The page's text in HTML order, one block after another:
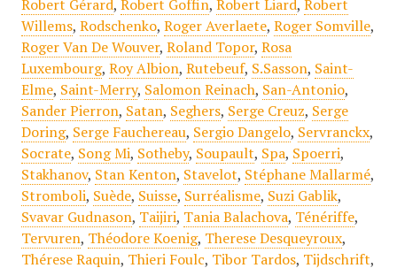
Robert Gérard, Robert Goffin, Robert Liard, Robert
Willems, Rodschenko, Roger Averlaete, Roger Somville,
Roger Van De Wouver, Roland Topor, Rosa
Luxembourg, Roy Albion, Rutebeuf, S.Sasson, Saint-
Elme, Saint-Merry, Salomon Reinach, San-Antonio,
Sander Pierron, Satan, Seghers, Serge Creuz, Serge
Doring, Serge Fauchereau, Sergio Dangelo, Servranckx,
Socrate, Song Mi, Sotheby, Soupault, Spa, Spoerri,
Stakhanov, Stan Kenton, Stavelot, Stéphane Mallarmé,
Stromboli, Suède, Suisse, Surréalisme, Suzi Gablik,
Svavar Gudnason, Taijiri, Tania Balachova, Ténériffe,
Tervuren, Théodore Koenig, Therese Desqueyroux,
Thérese Raquin, Thieri Foulc, Tibor Tardos, Tijdschrift,